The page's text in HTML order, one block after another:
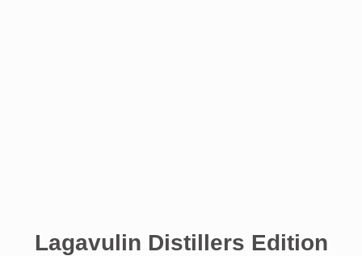
Lagavulin Distillers Edition